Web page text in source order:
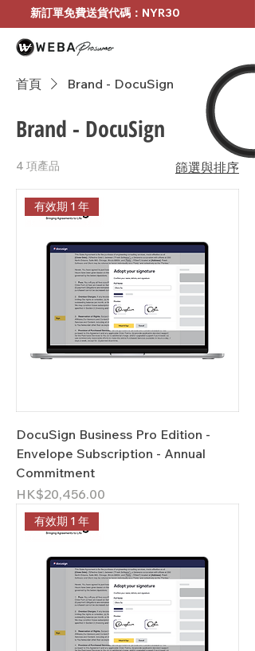
新訂單免費送貨代碼：NYR30
首頁 Brand - DocuSign
Brand - DocuSign
4 項產品 篩選與排序
有效期 1 年
DocuSign Business Pro Edition -
Envelope Subscription - Annual
Commitment
價格
HK$20,456.00
有效期 1 年